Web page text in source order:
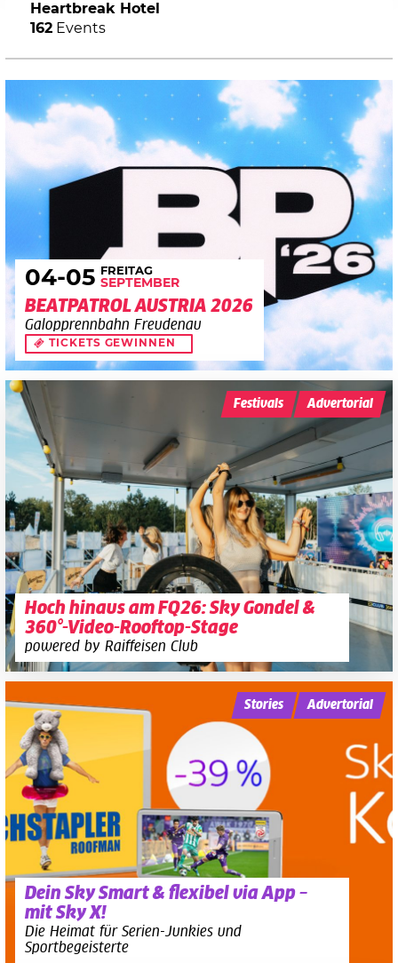
Heartbreak Hotel
162Events
04-05 FREITAG
SEPTEMBER
BEATPATROL AUSTRIA 2026
Galopprennbahn Freudenau
TICKETS GEWINNEN
Hoch hinaus am FQ26: Sky Gondel &
360°-Video-Rooftop-Stage
powered by Raiffeisen Club
Festivals Advertorial
Dein Sky Smart & flexibel via App –
mit Sky X!
Die Heimat für Serien-Junkies und
Sportbegeisterte
Stories Advertorial